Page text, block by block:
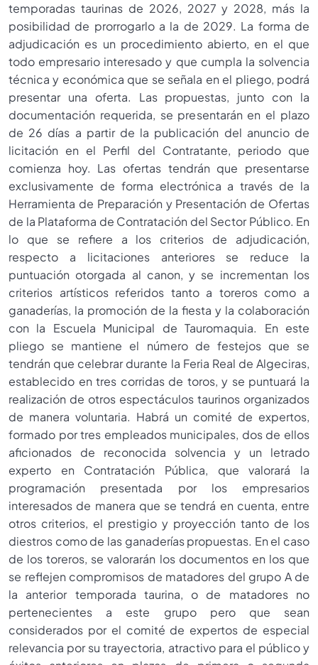
temporadas taurinas de 2026, 2027 y 2028, más la
posibilidad de prorrogarlo a la de 2029. La forma de
adjudicación es un procedimiento abierto, en el que
todo empresario interesado y que cumpla la solvencia
técnica y económica que se señala en el pliego, podrá
presentar una oferta. Las propuestas, junto con la
documentación requerida, se presentarán en el plazo
de 26 días a partir de la publicación del anuncio de
licitación en el Perfil del Contratante, periodo que
comienza hoy. Las ofertas tendrán que presentarse
exclusivamente de forma electrónica a través de la
Herramienta de Preparación y Presentación de Ofertas
de la Plataforma de Contratación del Sector Público. En
lo que se refiere a los criterios de adjudicación,
respecto a licitaciones anteriores se reduce la
puntuación otorgada al canon, y se incrementan los
criterios artísticos referidos tanto a toreros como a
ganaderías, la promoción de la fiesta y la colaboración
con la Escuela Municipal de Tauromaquia. En este
pliego se mantiene el número de festejos que se
tendrán que celebrar durante la Feria Real de Algeciras,
establecido en tres corridas de toros, y se puntuará la
realización de otros espectáculos taurinos organizados
de manera voluntaria. Habrá un comité de expertos,
formado por tres empleados municipales, dos de ellos
aficionados de reconocida solvencia y un letrado
experto en Contratación Pública, que valorará la
programación presentada por los empresarios
interesados de manera que se tendrá en cuenta, entre
otros criterios, el prestigio y proyección tanto de los
diestros como de las ganaderías propuestas. En el caso
de los toreros, se valorarán los documentos en los que
se reflejen compromisos de matadores del grupo A de
la anterior temporada taurina, o de matadores no
pertenecientes a este grupo pero que sean
considerados por el comité de expertos de especial
relevancia por su trayectoria, atractivo para el público y